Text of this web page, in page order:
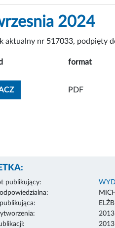
2024
aktualny nr 517033, podpięty
format
ZOBACZ ZAŁĄCZNIK
PDF
publikujący: